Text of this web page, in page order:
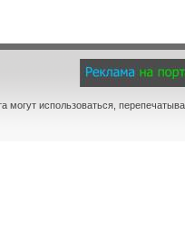
могут использоваться,